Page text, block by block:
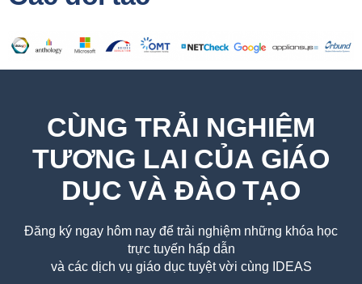
CÙNG TRẢI NGHIỆM
TƯƠNG LAI CỦA GIÁO
DỤC VÀ ĐÀO TẠO
Đăng ký ngay hôm nay để trải nghiệm những khóa học
trực tuyến hấp dẫn
và các dịch vụ giáo dục tuyệt vời cùng IDEAS